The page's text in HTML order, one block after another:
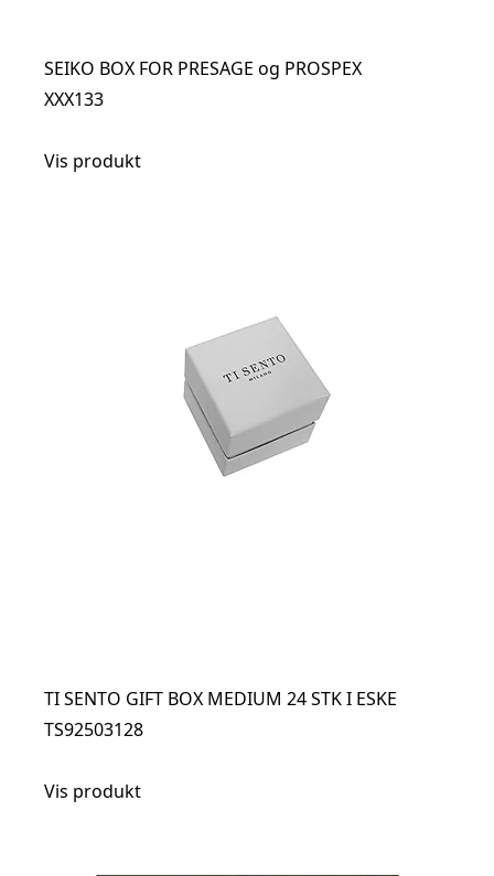
SEIKO BOX FOR PRESAGE og PROSPEX
XXX133
Vis produkt
TI SENTO GIFT BOX MEDIUM 24 STK I ESKE
TS92503128
Vis produkt